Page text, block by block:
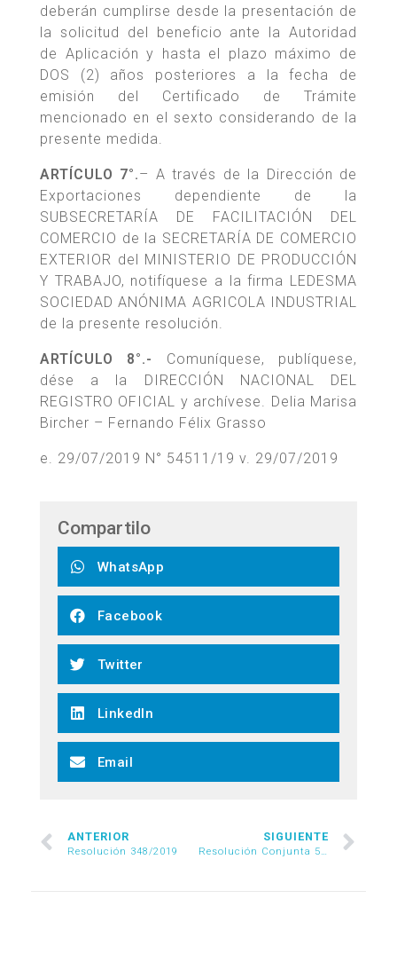
deberán cumplirse desde la presentación de
la solicitud del beneficio ante la Autoridad
de Aplicación y hasta el plazo máximo de
DOS (2) años posteriores a la fecha de
emisión del Certificado de Trámite
mencionado en el sexto considerando de la
presente medida.
ARTÍCULO 7°.– A través de la Dirección de
Exportaciones dependiente de la
SUBSECRETARÍA DE FACILITACIÓN DEL
COMERCIO de la SECRETARÍA DE COMERCIO
EXTERIOR del MINISTERIO DE PRODUCCIÓN
Y TRABAJO, notifíquese a la firma LEDESMA
SOCIEDAD ANÓNIMA AGRICOLA INDUSTRIAL
de la presente resolución.
ARTÍCULO 8°.-
Comuníquese, publíquese,
dése a la DIRECCIÓN NACIONAL DEL
REGISTRO OFICIAL y archívese. Delia Marisa
Bircher – Fernando Félix Grasso
e. 29/07/2019 N° 54511/19 v. 29/07/2019
Compartilo
WhatsApp
Facebook
Twitter
LinkedIn
Email
ANTERIOR
Resolución 348/2019
SIGUIENTE
Resolución Conjunta 53/2019